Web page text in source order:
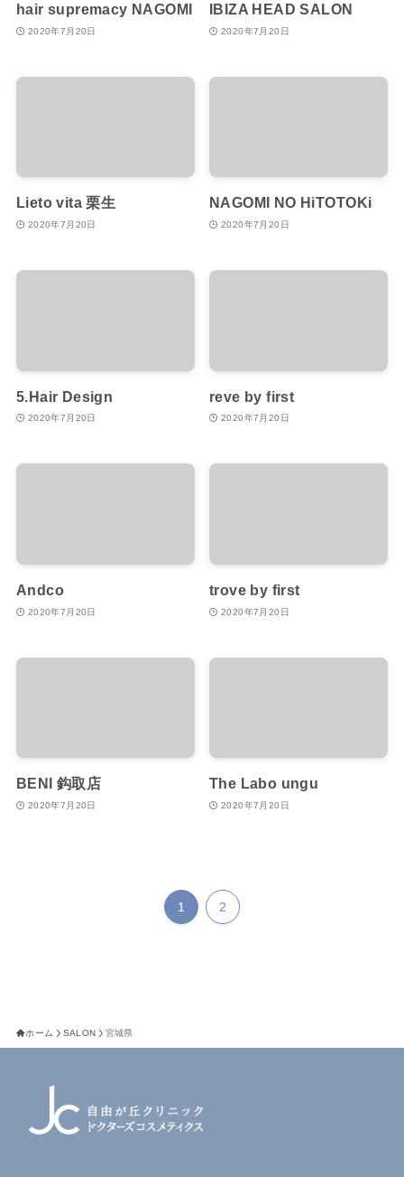
hair supremacy NAGOMI
2020年7月20日
IBIZA HEAD SALON
2020年7月20日
Lieto vita 栗生
2020年7月20日
NAGOMI NO HiTOTOKi
2020年7月20日
5.Hair Design
2020年7月20日
reve by first
2020年7月20日
Andco
2020年7月20日
trove by first
2020年7月20日
BENI 鈎取店
2020年7月20日
The Labo ungu
2020年7月20日
1 2
ホーム SALON 宮城県